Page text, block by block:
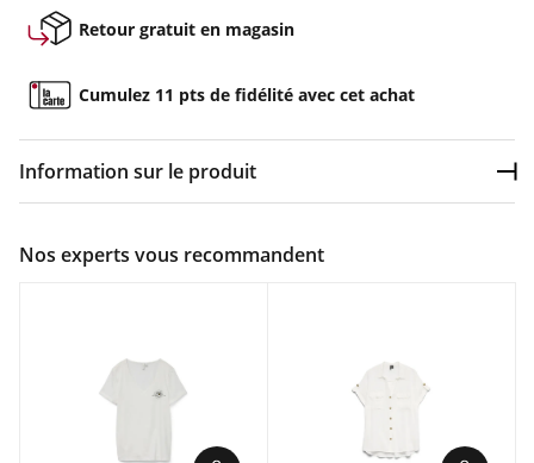
Retour gratuit en magasin
Cumulez 11 pts de fidélité avec cet achat
Information sur le produit
ce top ne fait pas exception. Portez-le avec une veste par-
dessus, un jean mom décontracté et des bottes épaisses, et
vous obtiendrez un look décontracté et cool de tous les jours.
Type d'article : Top Col : Débardeur Manches : Sans manches
Nos experts vous recommandent